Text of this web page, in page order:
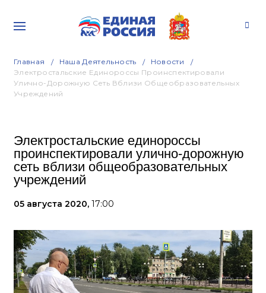
Главная Наша Деятельность
Новости
Электростальские Единороссы Проинспектировали
Улично-Дорожную Сеть Вблизи Общеобразовательных
Учреждений
Электростальские единороссы
проинспектировали улично-дорожную
сеть вблизи общеобразовательных
учреждений
05 августа 2020, 17:00